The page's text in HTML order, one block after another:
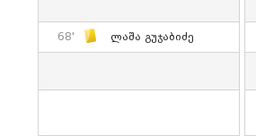
68' Ლაშა Გუჯაბიძე